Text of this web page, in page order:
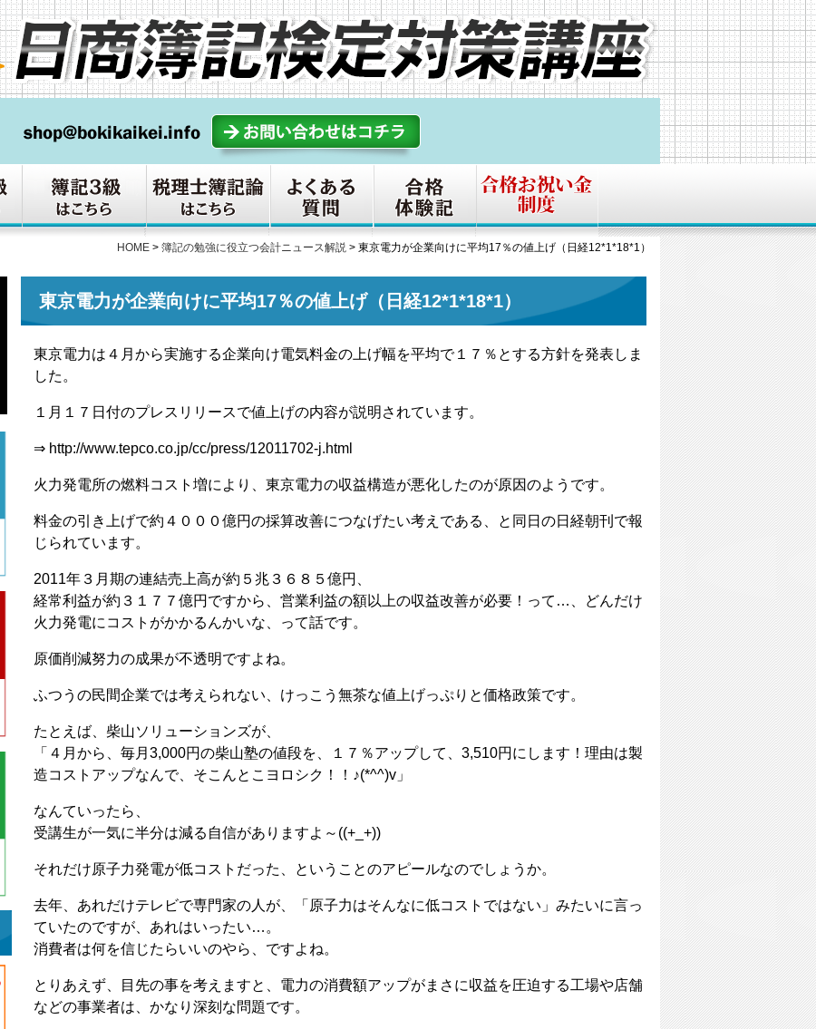
HOME > 簿記の勉強に役立つ会計ニュース解説 > 東京電力が企業向けに平均17％の値上げ（日経12*1*18*1）
東京電力が企業向けに平均17％の値上げ（日経12*1*18*1）
東京電力は４月から実施する企業向け電気料金の上げ幅を平均で１７％とする方針を発表しま
した。
１月１７日付のプレスリリースで値上げの内容が説明されています。
⇒ http://www.tepco.co.jp/cc/press/12011702-j.html
火力発電所の燃料コスト増により、東京電力の収益構造が悪化したのが原因のようです。
料金の引き上げで約４０００億円の採算改善につなげたい考えである、と同日の日経朝刊で報
じられています。
2011年３月期の連結売上高が約５兆３６８５億円、
経常利益が約３１７７億円ですから、営業利益の額以上の収益改善が必要！って…、どんだけ
火力発電にコストがかかるんかいな、って話です。
原価削減努力の成果が不透明ですよね。
ふつうの民間企業では考えられない、けっこう無茶な値上げっぷりと価格政策です。
たとえば、柴山ソリューションズが、
「４月から、毎月3,000円の柴山塾の値段を、１７％アップして、3,510円にします！理由は製
造コストアップなんで、そこんとこヨロシク！！♪(*^^)v」
なんていったら、
受講生が一気に半分は減る自信がありますよ～((+_+))
それだけ原子力発電が低コストだった、ということのアピールなのでしょうか。
去年、あれだけテレビで専門家の人が、「原子力はそんなに低コストではない」みたいに言っ
ていたのですが、あれはいったい…。
消費者は何を信じたらいいのやら、ですよね。
とりあえず、目先の事を考えますと、電力の消費額アップがまさに収益を圧迫する工場や店舗
などの事業者は、かなり深刻な問題です。